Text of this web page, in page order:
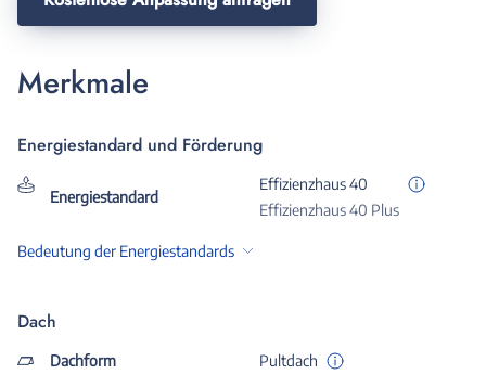
Merkmale
Energiestandard und Förderung
Energiestandard
Effizienzhaus 40
Effizienzhaus 40 Plus
Bedeutung der Energiestandards
Dach
Dachform
Pultdach